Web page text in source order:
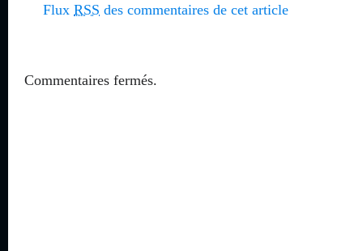
Flux RSS des commentaires de cet article
Commentaires fermés.